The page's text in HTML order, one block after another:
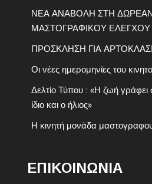
ΝΕΑ ΑΝΑΒΟΛΗ ΣΤΗ
ΜΑΣΤΟΓΡΑΦΙΚΟΥ ΕΛΕΓΧΟΥ
ΠΡΟΣΚΛΗΣΗ ΓΙΑ
Οι νέες ημερομηνίες του
Δελτίο Τύπου : «Η ζωή γράφει
ίδιο και ο ήλιος»
Η κινητή μονάδα
ΕΠΙΚΟΙΝΩΝΙΑ